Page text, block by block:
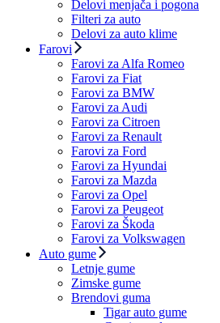
Delovi menjača i pogona
Filteri za auto
Delovi za auto klime
Farovi
Farovi za Alfa Romeo
Farovi za Fiat
Farovi za BMW
Farovi za Audi
Farovi za Citroen
Farovi za Renault
Farovi za Ford
Farovi za Hyundai
Farovi za Mazda
Farovi za Opel
Farovi za Peugeot
Farovi za Škoda
Farovi za Volkswagen
Auto gume
Letnje gume
Zimske gume
Brendovi guma
Tigar auto gume